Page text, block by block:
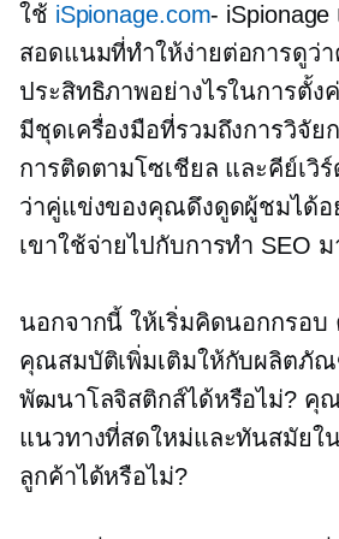
ใช้ iSpionage.com- iSpionage
สอดแนมที่ทำให้ง่ายต่อการดูว่
ประสิทธิภาพอย่างไรในการตั้ง
มีชุดเครื่องมือที่รวมถึงการวิจัย
การติดตามโซเชียล และคีย์เวิ
ว่าคู่แข่งของคุณดึงดูดผู้ชมได้อ
เขาใช้จ่ายไปกับการทำ SEO
นอกจากนี้ ให้เริ่มคิดนอกกรอบ
คุณสมบัติเพิ่มเติมให้กับผลิตภั
พัฒนาโลจิสติกส์ได้หรือไม่? คุ
แนวทางที่สดใหม่และทันสมัยใ
ลูกค้าได้หรือไม่?